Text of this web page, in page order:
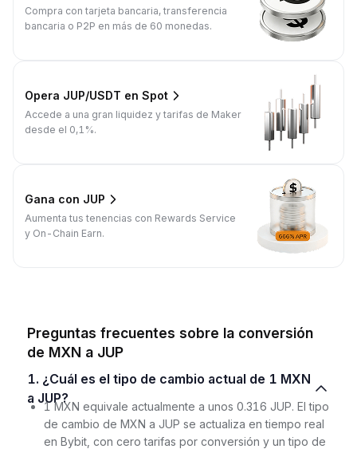
Compra con tarjeta bancaria, transferencia
bancaria o P2P en más de 60 monedas.
Opera JUP/USDT en Spot
Accede a una gran liquidez y tarifas de Maker
desde el 0,1%.
Gana con JUP
Aumenta tus tenencias con Rewards Service
y On-Chain Earn.
Preguntas frecuentes sobre la conversión
de MXN a JUP
1. ¿Cuál es el tipo de cambio actual de 1 MXN
a JUP?
1 MXN equivale actualmente a unos 0.316 JUP. El tipo
de cambio de MXN a JUP se actualiza en tiempo real
en Bybit, con cero tarifas por conversión y un tipo de